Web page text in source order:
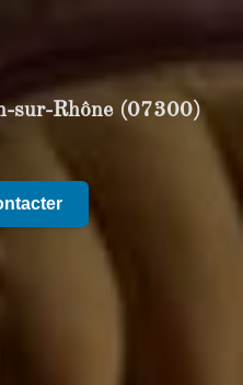
sur-Rhône (07300)